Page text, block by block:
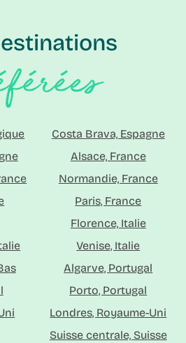
Costa Brava, Espagne
Alsace, France
Normandie, France
Paris, France
Florence, Italie
Venise, Italie
Algarve, Portugal
Porto, Portugal
Londres, Royaume-Uni
Suisse centrale, Suisse